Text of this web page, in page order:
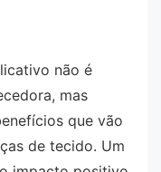
não é
mas
que vão
de tecido. Um